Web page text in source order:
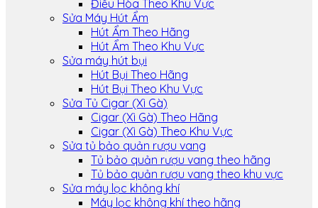
Điều Hòa Theo Khu Vực
Sửa Máy Hút Ẩm
Hút Ẩm Theo Hãng
Hút Ẩm Theo Khu Vực
Sửa máy hút bụi
Hút Bụi Theo Hãng
Hút Bụi Theo Khu Vực
Sửa Tủ Cigar (Xì Gà)
Cigar (Xì Gà) Theo Hãng
Cigar (Xì Gà) Theo Khu Vực
Sửa tủ bảo quản rượu vang
Tủ bảo quản rượu vang theo hãng
Tủ bảo quản rượu vang theo khu vực
Sửa máy lọc không khí
Máy lọc không khí theo hãng